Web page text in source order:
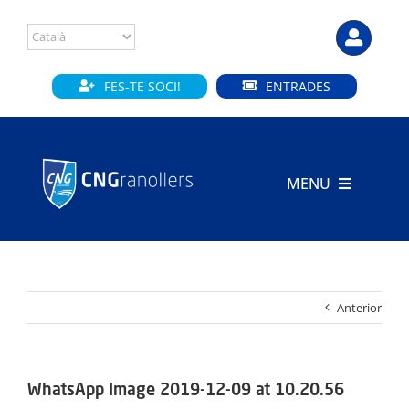
content
FES-TE SOCI! ENTRADES
MENU
SECCIONS
Anterior
WhatsApp Image 2019-12-09 at 10.20.56